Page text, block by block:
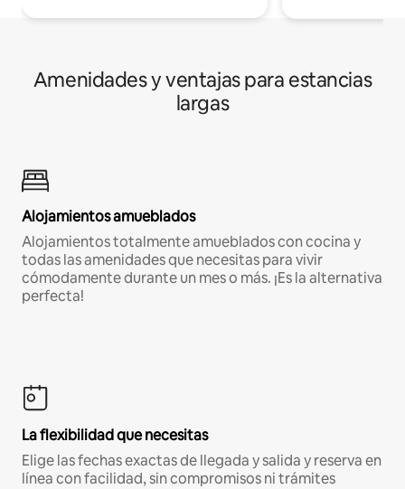
Amenidades y ventajas para estancias
largas
Alojamientos amueblados
Alojamientos totalmente amueblados con cocina y
todas las amenidades que necesitas para vivir
cómodamente durante un mes o más. ¡Es la alternativa
perfecta!
La flexibilidad que necesitas
Elige las fechas exactas de llegada y salida y reserva en
línea con facilidad, sin compromisos ni trámites